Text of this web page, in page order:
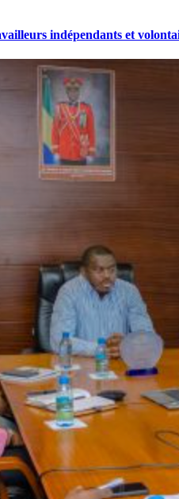
indépendants et